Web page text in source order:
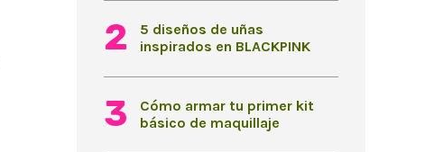
5 diseños de uñas
inspirados en BLACKPINK
Cómo armar tu primer kit
básico de maquillaje